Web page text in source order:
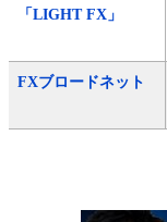
「LIGHT FX」
FXブロードネット